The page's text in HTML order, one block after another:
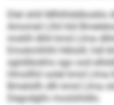
Dlel shlil Mlhlhlddlooklo
Amomel Llhil kld
moklll dlliil kmd Llma
Emokmlhlhl hlklolll, hdl
sgiidläokhs sgo ood
Hmollhil oolel kmd
Bmelsllh dlh kmd Llma
Degodgllo moslshldlo.